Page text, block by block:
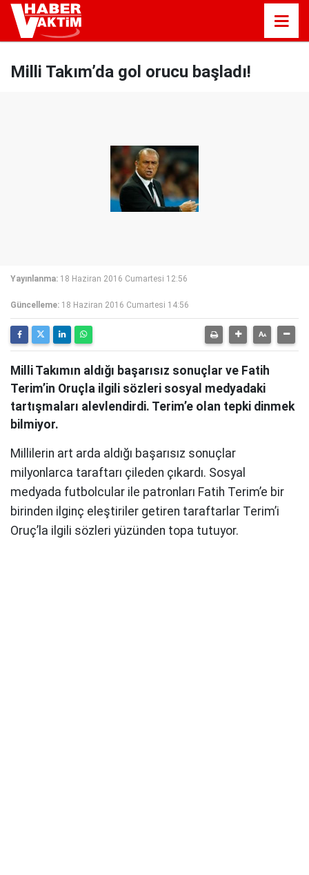
Milli Takım’da gol orucu başladı!
Yayınlanma: 18 Haziran 2016 Cumartesi 12:56
Güncelleme: 18 Haziran 2016 Cumartesi 14:56
Milli Takımın aldığı başarısız sonuçlar ve Fatih
Terim’in Oruçla ilgili sözleri sosyal medyadaki
tartışmaları alevlendirdi. Terim’e olan tepki dinmek
bilmiyor.
Millilerin art arda aldığı başarısız sonuçlar
milyonlarca taraftarı çileden çıkardı. Sosyal
medyada futbolcular ile patronları Fatih Terim’e bir
birinden ilginç eleştiriler getiren taraftarlar Terim’i
Oruç’la ilgili sözleri yüzünden topa tutuyor.